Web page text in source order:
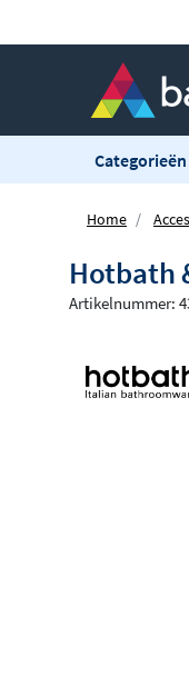
Categorieën
Home
Hotbath
Artikelnummer: